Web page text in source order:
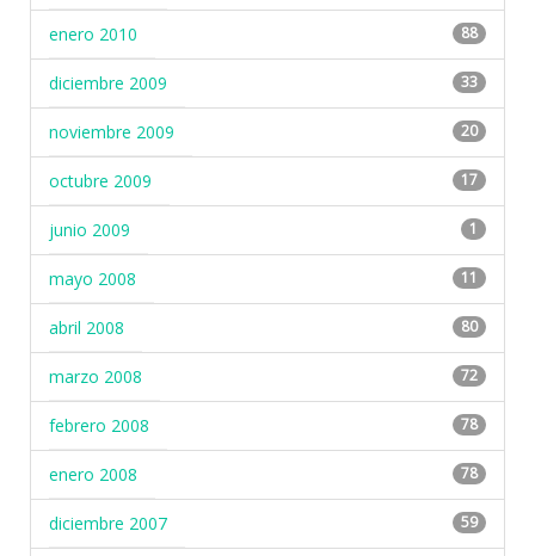
enero 2010 88
diciembre 2009 33
noviembre 2009 20
octubre 2009 17
junio 2009 1
mayo 2008 11
abril 2008 80
marzo 2008 72
febrero 2008 78
enero 2008 78
diciembre 2007 59